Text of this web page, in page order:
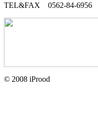
TEL&FAX 0562-84-6956
© 2008 iProod